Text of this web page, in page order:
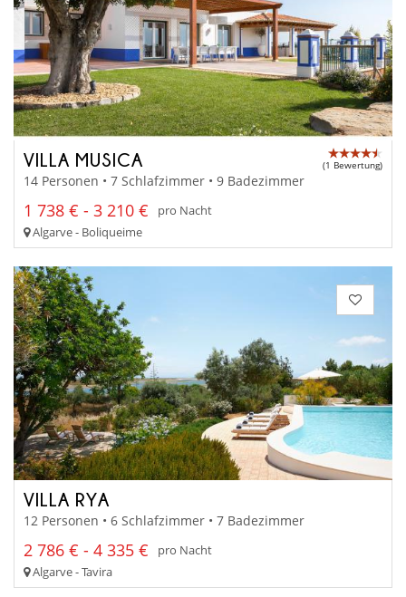
VILLA MUSICA (1 Bewertung)
14 Personen • 7 Schlafzimmer • 9 Badezimmer
1 738 € - 3 210 €
pro Nacht
Algarve - Boliqueime
VILLA RYA
12 Personen • 6 Schlafzimmer • 7 Badezimmer
2 786 € - 4 335 €
pro Nacht
Algarve - Tavira